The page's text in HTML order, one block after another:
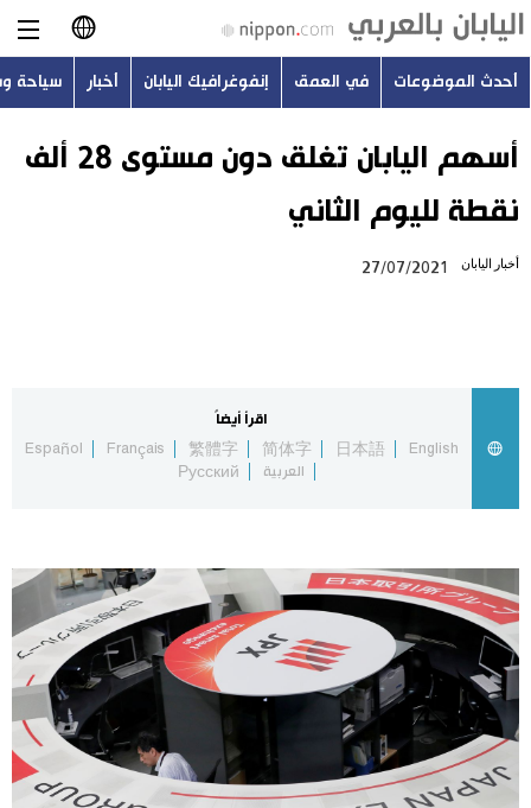
日本語
English
Русский
أحدث الموضوعات
اليابان في فيديو
مانغا وأنيمي
علوم وتكنولوجيا
الأقسام
أحدث الموضوعات في العمق إنفوغرافيك اليابان أخبار سياحة
أسهم اليابان تغلق دون مستوى 28 ألف
نقطة لليوم الثاني
أخبار اليابان 27/07/2021
اقرأ أيضاً
English
日本語
简体字
繁體字
Français
Español
العربية
Русский